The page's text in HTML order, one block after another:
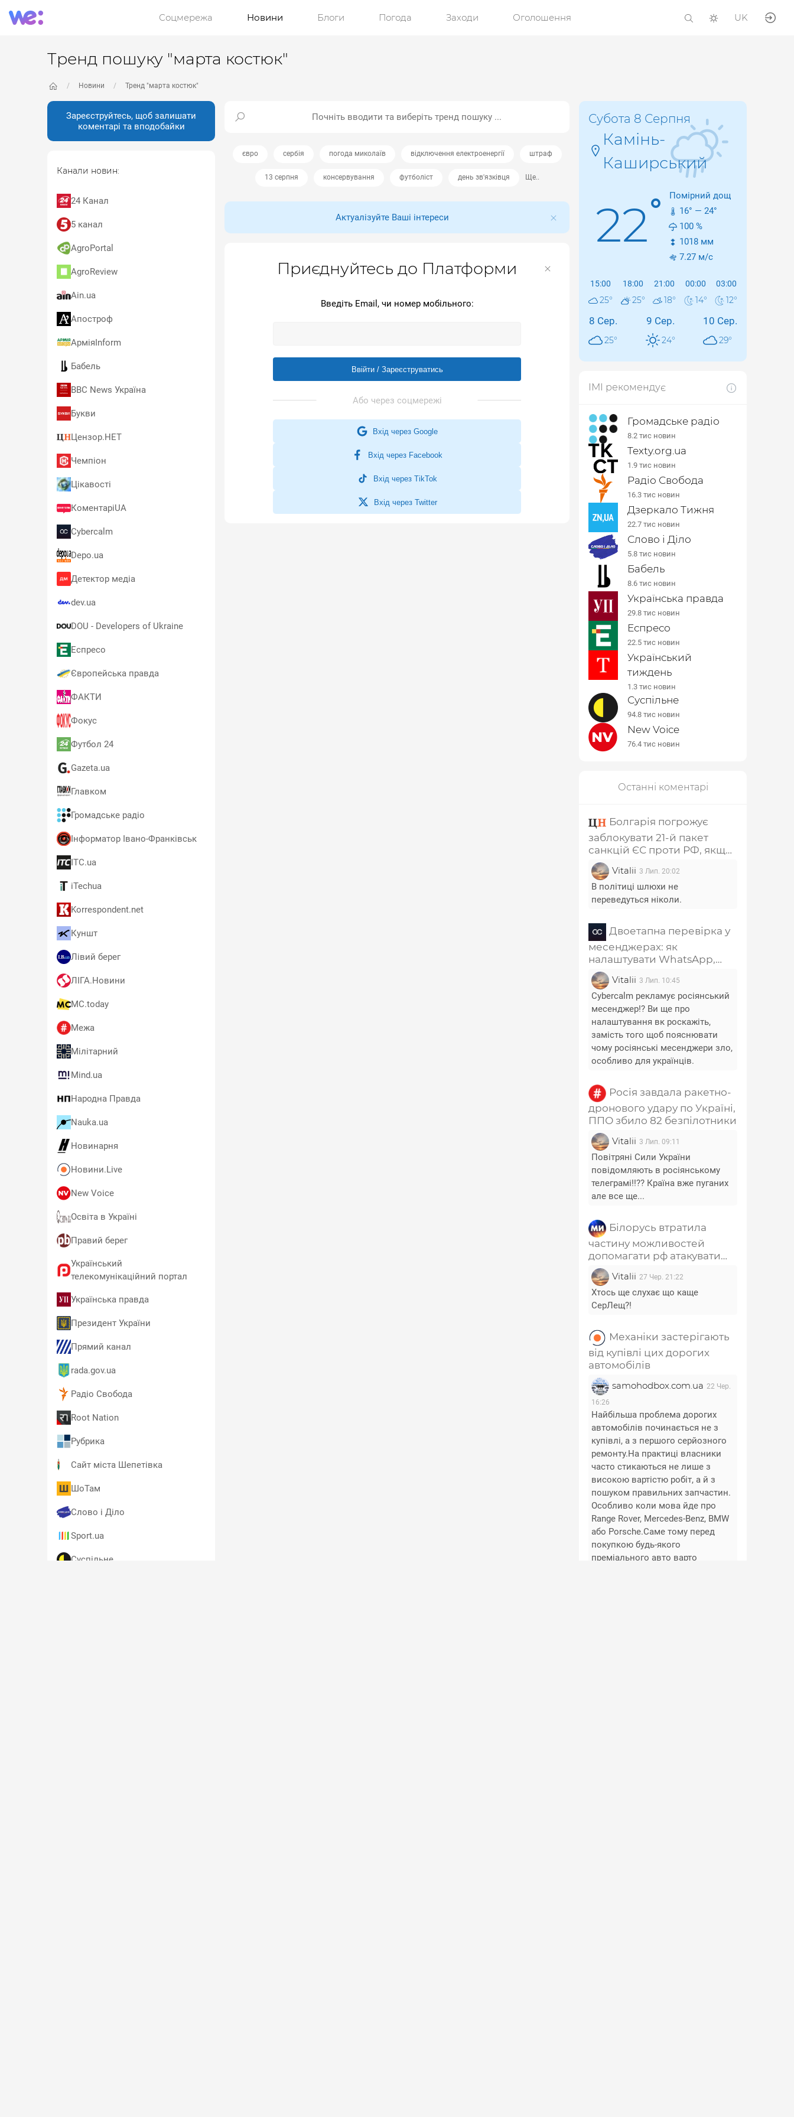
Соцмережа Новини Блоги Погода Заходи Оголошення UK
Тренд пошуку "марта костюк"
Новини Тренд "марта костюк"
Зареєструйтесь, щоб залишати
коментарі та вподобайки
Канали новин:
24 Канал
5 канал
AgroPortal
AgroReview
Ain.ua
Апостроф
АрміяInform
Бабель
BBC News Україна
Букви
Цензор.НЕТ
Чемпіон
Цікавості
КоментаріUA
Cybercalm
Depo.ua
Детектор медіа
dev.ua
DOU - Developers of Ukraine
Еспресо
Європейська правда
ФАКТИ
Фокус
Футбол 24
Gazeta.ua
Главком
Громадське радіо
Інформатор Івано-Франківськ
ITC.ua
iTechua
Korrespondent.net
Куншт
Лівий берег
ЛІГА.Новини
MC.today
Межа
Мілітарний
Mind.ua
Народна Правда
Nauka.ua
Новинарня
Новини.Live
New Voice
Освіта в Україні
Правий берег
Український
телекомунікаційний портал
Українська правда
Президент України
Прямий канал
rada.gov.ua
Радіо Свобода
Root Nation
Рубрика
Сайт міста Шепетівка
ШоТам
Слово і Діло
Sport.ua
Суспільне
євро сербія погода миколаїв відключення електроенергії штраф
13 серпня консервування футболіст день зв'язківця Ще..
Актуалізуйте Ваші інтереси
Приєднуйтесь до Платформи
Введіть Email, чи номер мобільного:
Ввійти / Зареєструватись
Вхід через Google
Вхід через Facebook
Вхід через TikTok
Вхід через Twitter
Субота 8 Серпня
Камінь-
Каширський
22°
Помірний дощ
16° — 24°
100 %
1018 мм
7.27 м/с
15:00
25°
18:00
25°
21:00
18°
00:00
14°
03:00
12°
8 Сер.
25°
9 Сер.
24°
10 Сер.
29°
ІМІ рекомендує
Громадське радіо
8.2 тис новин
Texty.org.ua
1.9 тис новин
Радіо Свобода
16.3 тис новин
Дзеркало Тижня
22.7 тис новин
Слово і Діло
5.8 тис новин
Бабель
8.6 тис новин
Українська правда
29.8 тис новин
Еспресо
22.5 тис новин
Український
тиждень
1.3 тис новин
Суспільне
94.8 тис новин
New Voice
76.4 тис новин
Останні коментарі
Болгарія погрожує
заблокувати 21-й пакет
санкцій ЄС проти РФ, якщо
з нього не приберуть главу
РПЦ Кирила та
співзасновника "Лукойла"
Vitalii 3 Лип. 20:02
В політиці шлюхи не
переведуться ніколи.
Двоетапна перевірка у
месенджерах: як
налаштувати WhatsApp,
Telegram, Signal, Viber і
Messenger
Vitalii 3 Лип. 10:45
Cybercalm рекламує росіянський
месенджер!? Ви ще про
налаштування вк роскажіть,
замість того щоб пояснювати
чому росіянські месенджери зло,
особливо для українців.
Росія завдала ракетно-
дронового удару по Україні,
ППО збило 82 безпілотники
Vitalii 3 Лип. 09:11
Повітряні Сили України
повідомляють в росіянському
телеграмі!!?? Країна вже пуганих
але все ще...
Білорусь втратила
частину можливостей
допомагати рф атакувати
Україну - Лещенко
Vitalii 27 Чер. 21:22
Хтось ще слухає що каще
СерЛещ?!
Механіки застерігають
від купівлі цих дорогих
автомобілів
samohodbox.com.ua 22 Чер.
16:26
Найбільша проблема дорогих
автомобілів починається не з
купівлі, а з першого серйозного
ремонту.На практиці власники
часто стикаються не лише з
високою вартістю робіт, а й з
пошуком правильних запчастин.
Особливо коли мова йде про
Range Rover, Mercedes-Benz, BMW
або Porsche.Саме тому перед
покупкою будь-якого
преміального авто варто